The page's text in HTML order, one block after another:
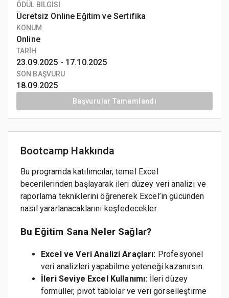
Bootcamp Hakkında
Bu programda katılımcılar, temel Excel
becerilerinden başlayarak ileri düzey veri analizi ve
raporlama tekniklerini öğrenerek Excel’in gücünden
nasıl yararlanacaklarını keşfedecekler.
Bu Eğitim Sana Neler Sağlar?
Excel ve Veri Analizi Araçları: Profesyonel
veri analizleri yapabilme yeteneği kazanırsın.
İleri Seviye Excel Kullanımı: İleri düzey
formüller, pivot tablolar ve veri görselleştirme
ÖDÜL BİLGİSİ
Ücretsiz Online Eğitim ve Sertifika
KONUM
Online
TARİH
23.09.2025 - 17.10.2025
SON BAŞVURU
18.09.2025
Başvurular Tamamlandı